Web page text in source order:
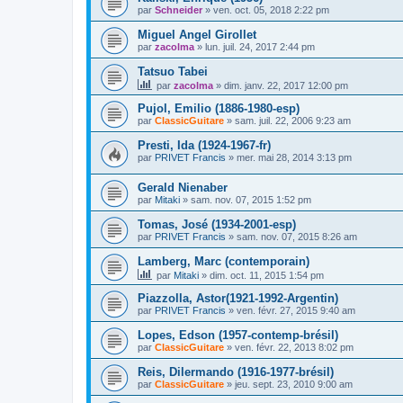
par Schneider » ven. oct. 05, 2018 2:22 pm
Miguel Angel Girollet
par zacolma » lun. juil. 24, 2017 2:44 pm
Tatsuo Tabei
par zacolma » dim. janv. 22, 2017 12:00 pm
Pujol, Emilio (1886-1980-esp)
par ClassicGuitare » sam. juil. 22, 2006 9:23 am
Presti, Ida (1924-1967-fr)
par PRIVET Francis » mer. mai 28, 2014 3:13 pm
Gerald Nienaber
par Mitaki » sam. nov. 07, 2015 1:52 pm
Tomas, José (1934-2001-esp)
par PRIVET Francis » sam. nov. 07, 2015 8:26 am
Lamberg, Marc (contemporain)
par Mitaki » dim. oct. 11, 2015 1:54 pm
Piazzolla, Astor(1921-1992-Argentin)
par PRIVET Francis » ven. févr. 27, 2015 9:40 am
Lopes, Edson (1957-contemp-brésil)
par ClassicGuitare » ven. févr. 22, 2013 8:02 pm
Reis, Dilermando (1916-1977-brésil)
par ClassicGuitare » jeu. sept. 23, 2010 9:00 am